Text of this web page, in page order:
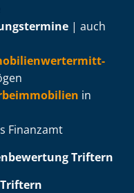
| auch
in
Finanzamt
Triftern